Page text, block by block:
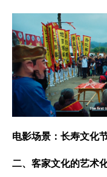
电影场景：长寿文化
二、客家文化的艺术